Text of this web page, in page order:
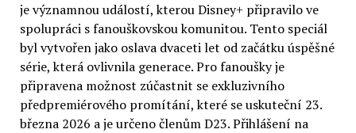
je významnou událostí, kterou Disney+ připravilo ve
spolupráci s fanouškovskou komunitou. Tento speciál
byl vytvořen jako oslava dvaceti let od začátku úspěšné
série, která ovlivnila generace. Pro fanoušky je
připravena možnost zúčastnit se exkluzivního
předpremiérového promítání, které se uskuteční 23.
března 2026 a je určeno členům D23. Přihlášení na